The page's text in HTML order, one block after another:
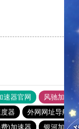
速器官网 风驰加速器
器 外网网址导航
)加速器 银河加速器